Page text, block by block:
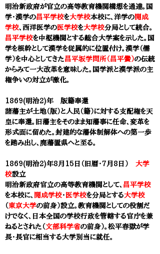
明治新政府が官立の高等教育機関構想を通達。国
学・漢学の昌平学校を大学校本校に、洋学の開成
学校、西洋医学の 医学校を大学校分局として統合。
昌平学校を中枢機関とする総合大学案を示した。国
学を根幹として漢学を従属的に位置付け。 漢学（儒
学）を中心としてきた 昌平坂学問所（昌平黌）の伝統
からみて一大改革を意味した。国学派と漢学派の主
権争いの対立が激化。
1869(明治2)年 版籍奉還
諸藩主が土地（版）と人民（籍）に対する支配権を天
皇に奉還。旧藩主をそのまま知藩事に任命、変革を
形式面に留めた。封建的な藩体制解体への第一歩
を踏み出し、廃藩置県へと至る。
1869(明治2)年8月15日（旧暦・7月8日） 大学
校設立
明治新政府官立の高等教育機関 として、 昌平学校
を本校に、 開成学校・ 医学校を分局とする大学校
（東京大学の前身）設立。教育機関としての役割だ
けでなく、日本全国の学校行政を管轄する官庁を兼
ねるとされた（文部科学省の前身）。松平春獄が学
長・長官に相当する大学別当に就任。